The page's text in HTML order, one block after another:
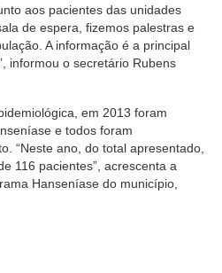
aos pacientes das unidades
de espera, fizemos palestras e
A informação é a principal
informou o secretário Rubens
em 2013 foram
e todos foram
“Neste ano, do total apresentado,
116 pacientes”, acrescenta a
Hanseníase do município,